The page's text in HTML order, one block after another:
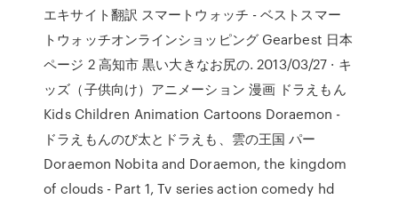
エキサイト翻訳 スマートウォッチ - ベストスマー
トウォッチオンラインショッピング Gearbest 日本
ページ 2 高知市 黒い大きなお尻の. 2013/03/27 · キ
ッズ（子供向け）アニメーション 漫画 ドラえもん
Kids Children Animation Cartoons Doraemon -
ドラえもんのび太とドラえも、雲の王国 パー
Doraemon Nobita and Doraemon, the kingdom
of clouds - Part 1, Tv series action comedy hd